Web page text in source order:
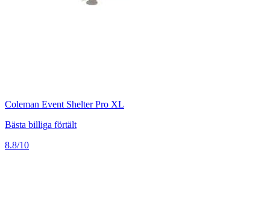
Coleman Event Shelter Pro XL
Bästa billiga förtält
8.8/10